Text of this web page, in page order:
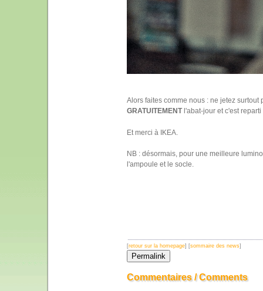
Alors faites comme nous : ne jetez
GRATUITEMENTl'abat-jour et c'est
Et merci à IKEA.
NB : désormais, pour une meilleure
l'ampoule et le socle.
[retour sur la homepage] [sommaire des news]
Commentaires / Comments